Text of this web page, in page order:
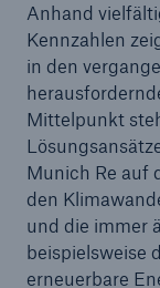
Anhand
Kennzahlen
in den
Mittelpunkt
Munich Re auf
den
und die immer
beispielsweise
erneuerbare
seit 1980